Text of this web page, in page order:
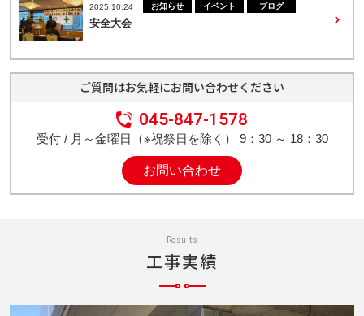
2025.10.24 お知らせ イベント ブログ
安全大会
ご質問はお気軽にお問い合わせください
045-847-1578
受付 / 月～金曜日（※祝祭日を除く） 9：30 ～ 18：30
お問い合わせ
Results
工事実績